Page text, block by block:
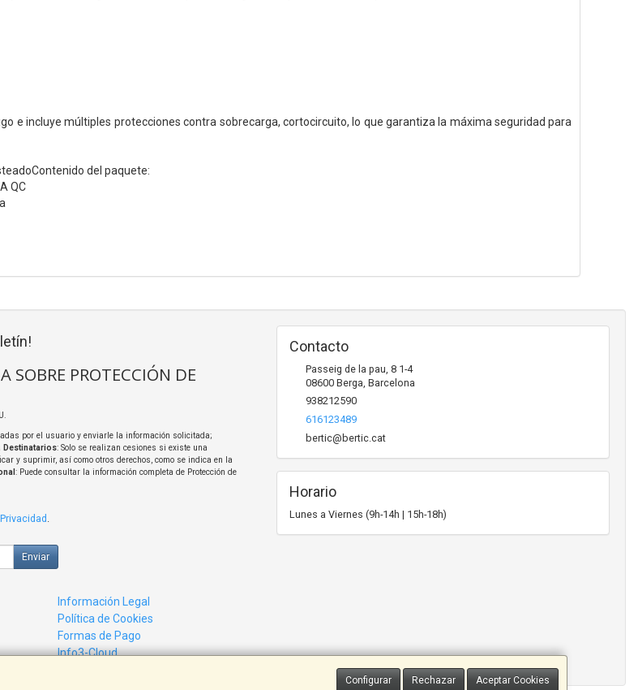
e incluye múltiples protecciones contra sobrecarga, cortocircuito, lo que garantiza la máxima seguridad para
del paquete:
QC
Configurar Rechazar Aceptar Cookies
SOBRE PROTECCIÓN DE
por el usuario y enviarle la información solicitada;
Destinatarios: Solo se realizan cesiones si existe una
y suprimir, así como otros derechos, como se indica en la
: Puede consultar la información completa de Protección de
.
Enviar
Información Legal
Política de Cookies
Formas de Pago
Info3-Cloud
Contacto
Passeig de la pau, 8 1-4
08600 Berga, Barcelona
938212590
616123489
bertic@bertic.cat
Horario
Lunes a Viernes (9h-14h | 15h-18h)